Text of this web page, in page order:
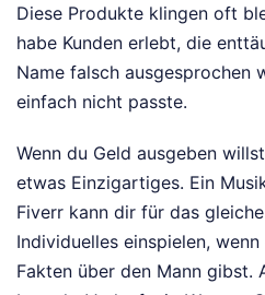
Diese Produkte klingen oft
habe Kunden erlebt, die
Name falsch ausgesprochen
einfach nicht passte.
Wenn du Geld ausgeben
etwas Einzigartiges. Ein
Fiverr kann dir für das
Individuelles einspielen,
Fakten über den Mann gibst.